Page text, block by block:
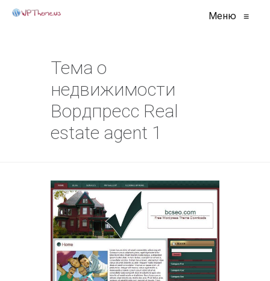
Меню ≡
Тема о
недвижимости
Вордпресс Real
estate agent 1